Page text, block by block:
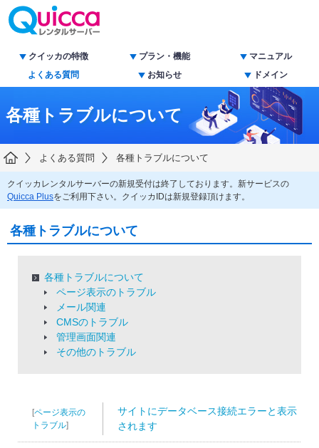
クイッカの特徴 プラン・機能
マニュアル
よくある質問
お知らせ ドメイン
各種トラブルについて
よくある質問 各種トラブルについて
クイッカレンタルサーバーの新規受付は終了しております。新サービスの
Quicca Plusをご利用下さい。クイッカIDは新規登録頂けます。
各種トラブルについて
各種トラブルについて
ページ表示のトラブル
メール関連
CMSのトラブル
管理画面関連
その他のトラブル
[ページ表示の
トラブル]
サイトにデータベース接続エラーと表示
されます